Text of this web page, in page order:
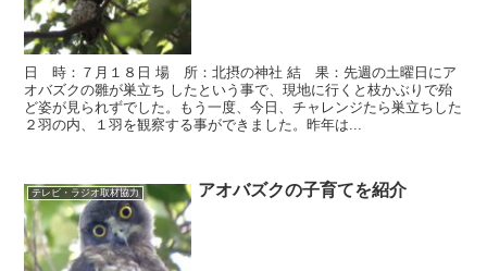
日 時：７月１８日 場 所：北摂の神社 結 果：先週の土曜日にア
オバズクの雛が巣立ち したという事で、現地に行くと枝かぶりで殆
ど姿が見られずでした。もう一度、今日、チャレンジたら巣立ちした
２羽の内、１羽を観察する事ができました。昨年は...
テレビ・ラジオ取材協力 アオバズクの子育てを紹介